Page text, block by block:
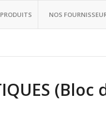
NOS
(Bloc